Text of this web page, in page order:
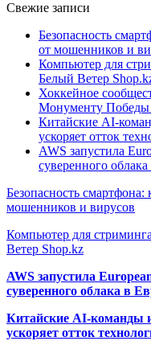
Свежие записи
Безопасность
от мошенников и
Компьютер для
Белый Ветер
Хоккейное
Монументу
Китайские AI-
ускоряет отток
AWS запустила
суверенного
Безопасность
мошенников и вирусов
Компьютер для
Ветер Shop.kz
AWS запустила
суверенного облака в
Китайские AI-команды
ускоряет отток